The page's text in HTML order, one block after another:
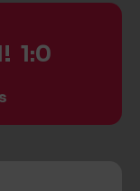
1:0